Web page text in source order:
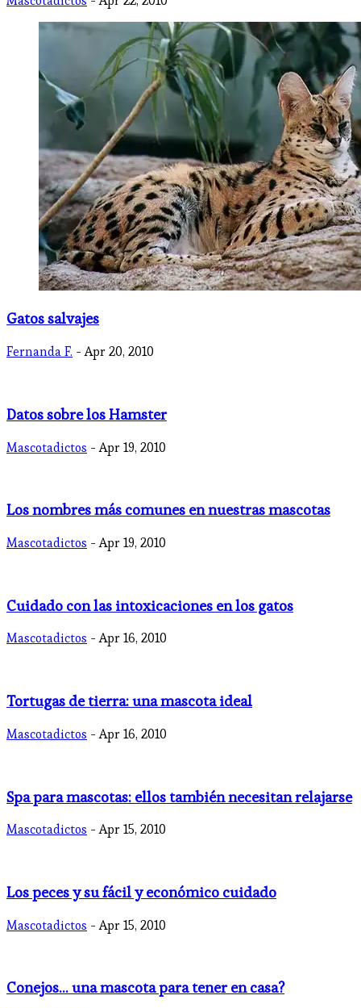
Gatos salvajes
Fernanda F. - Apr 20, 2010
Datos sobre los Hamster
Mascotadictos - Apr 19, 2010
Los nombres más comunes en nuestras mascotas
Mascotadictos - Apr 19, 2010
Cuidado con las intoxicaciones en los gatos
Mascotadictos - Apr 16, 2010
Tortugas de tierra: una mascota ideal
Mascotadictos - Apr 16, 2010
Spa para mascotas: ellos también necesitan relajarse
Mascotadictos - Apr 15, 2010
Los peces y su fácil y económico cuidado
Mascotadictos - Apr 15, 2010
Conejos… una mascota para tener en casa?